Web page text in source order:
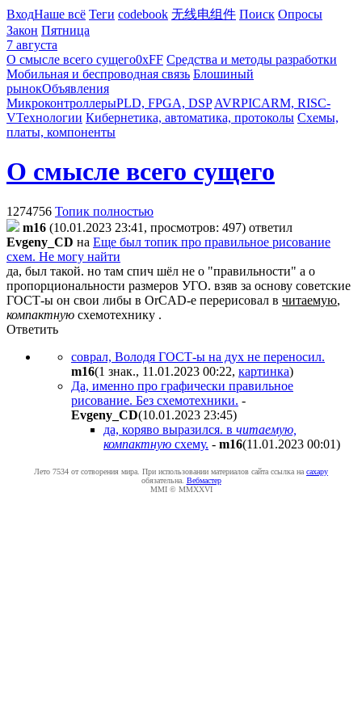
ВходНаше всё Теги codebook 无线电组件 Поиск Опросы
Закон Пятница
7 августа
О смысле всего сущего0xFF Средства и методы разработки
Мобильная и беспроводная связь Блошиный
рынокОбъявления
МикроконтроллерыPLD, FPGA, DSP AVRPICARM, RISC-
VТехнологии Кибернетика, автоматика, протоколы Схемы,
платы, компоненты
О смысле всего сущего
1274756 Топик полностью
m16 (10.01.2023 23:41, просмотров: 497) ответил
Evgeny_CD на Еще был топик про правильное рисование
схем. Не могу найти
да, был такой. но там спич шёл не о "правильности" а о
пропорциональности размеров УГО. взяв за основу советские
ГОСТ-ы он свои либы в OrCAD-е перерисовал в читаемую,
компактную схемотехнику .
Ответить
соврал, Володя ГОСТ-ы на дух не переносил.
m16(1 знак., 11.01.2023 00:22, картинка)
Да, именно про графически правильное
рисование. Без схемотехники. -
Evgeny_CD(10.01.2023 23:45)
да, коряво выразился. в читаемую,
компактную схему. - m16(11.01.2023 00:01)
Лето 7534 от сотворения мира. При использовании материалов сайта ссылка на caxapу
обязательна. Вебмастер
MMI © MMXXVI